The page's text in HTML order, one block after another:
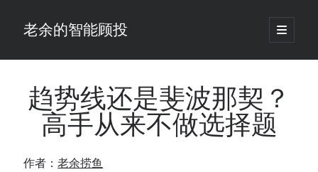
老余的智能顾投
open
primary
Sidebar
最新发表 ：
你的回测曲线越漂亮，我越替你担心：因为历史顺序，正在“倒着”给你
趋势线还是斐波那契？
高手从来不做选择题
作者：老余捞鱼